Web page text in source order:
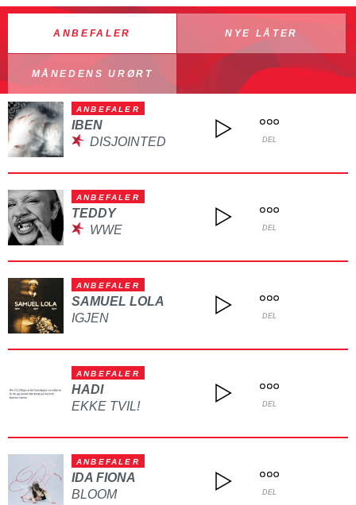
ANBEFALER NYE LÅTER
MÅNEDENS URØRT
ANBEFALER
IBEN
DISJOINTED
DEL
ANBEFALER
TEDDY
WWE
DEL
ANBEFALER
SAMUEL LOLA
IGJEN
DEL
ANBEFALER
HADI
EKKE TVIL!
DEL
ANBEFALER
IDA FIONA
BLOOM
DEL